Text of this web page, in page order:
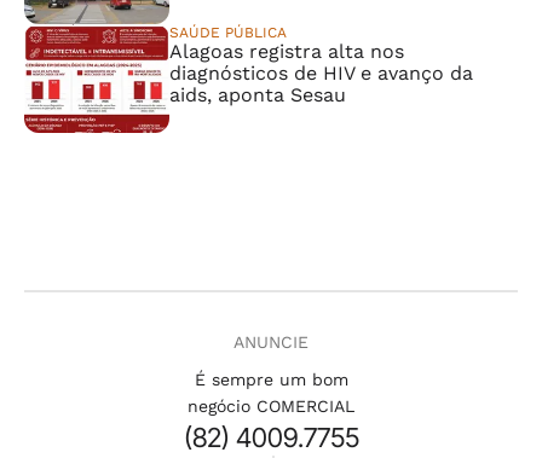
SAÚDE PÚBLICA
Alagoas registra alta nos
diagnósticos de HIV e avanço da
aids, aponta Sesau
ANUNCIE
É sempre um bom
negócio COMERCIAL
(82) 4009.7755